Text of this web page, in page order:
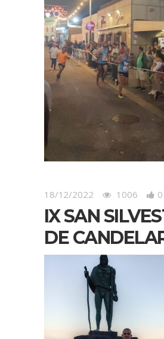
18/12/2022 1006 0
IX SAN
DE